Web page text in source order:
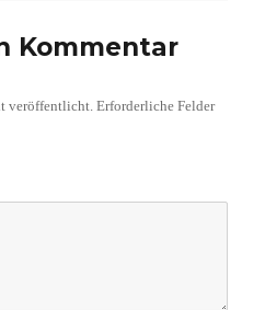
Kommentar
veröffentlicht. Erforderliche Felder